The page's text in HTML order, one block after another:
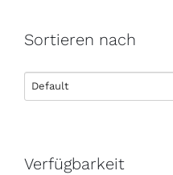
Sortieren nach
Default
Verfügbarkeit